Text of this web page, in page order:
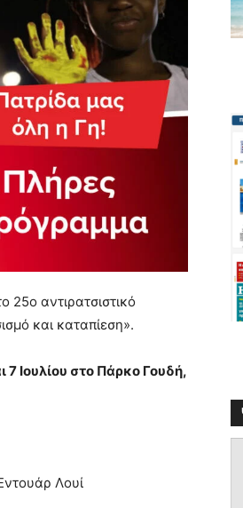
25ο αντιρατσιστικό
και καταπίεση».
7 Ιουλίου στο Πάρκο Γουδή,
Λουί